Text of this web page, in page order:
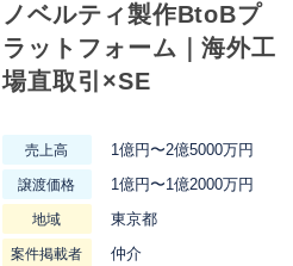
ノベルティ製作BtoBプ
ラットフォーム｜海外工
場直取引×SE
売上高 1億円〜2億5000万円
譲渡価格 1億円〜1億2000万円
地域 東京都
案件掲載者 仲介